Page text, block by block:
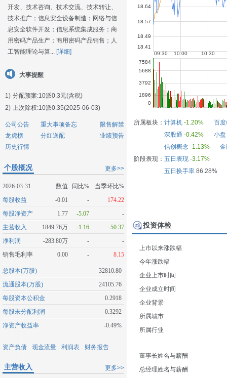
开发、技术咨询、技术交流、技术转让、
技术推广；信息安全设备制造；网络与信
息安全软件开发；信息系统集成服务；商
用密码产品生产；商用密码产品销售；人
工智能理论与算... [详细]
大事提醒
1) 分配预案:10派0.3元(含税)
2) 上次除权:10派0.35(2025-06-03)
公司公告 重大事项备忘
限售解禁
龙虎榜
分红送配
业绩预告
历史行情
更多>>
个股概况
2026-03-31 数值 同比%
当季环比%
每股收益
-0.01 -
174.22
每股净资产
1.77 -5.07
-
主营收入
1849.76万 -1.16
-50.37
净利润
-283.80万 -
-
销售毛利率
0.00 - 8.15
总股本(万股)
32810.80
流通股本(万股)
24105.76
每股资本公积金
0.2918
每股未分配利润
0.3292
净资产收益率
-0.49%
资产负债 现金流量 利润表 财务报告
更多>>
主营收入
所属板块： 计算机 -1.20%
百
深股通 -0.42%
小盘
信创概念 -1.13%
阶段表现： 五日表现 -3.17%
五日换手率86.28%
投资体检
上市以来涨跌幅
今年涨跌幅
企业上市时间
企业成立时间
企业背景
所属城市
所属行业
董事长姓名与薪酬
总经理姓名与薪酬